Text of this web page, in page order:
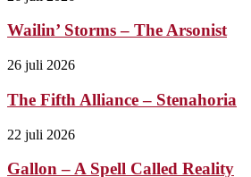
Wailin’ Storms – The Arsonist
26 juli 2026
The Fifth Alliance – Stenahoria
22 juli 2026
Gallon – A Spell Called Reality